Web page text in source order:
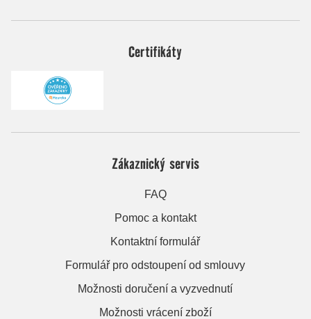
Certifikáty
Zákaznický servis
FAQ
Pomoc a kontakt
Kontaktní formulář
Formulář pro odstoupení od smlouvy
Možnosti doručení a vyzvednutí
Možnosti vrácení zboží